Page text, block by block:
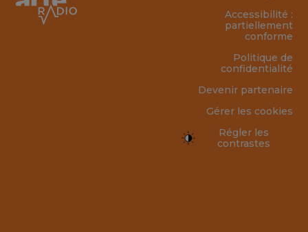
Accessibilité :
partiellement
conforme
Politique de
confidentialité
Devenir partenaire
Gérer les cookies
Régler les
contrastes